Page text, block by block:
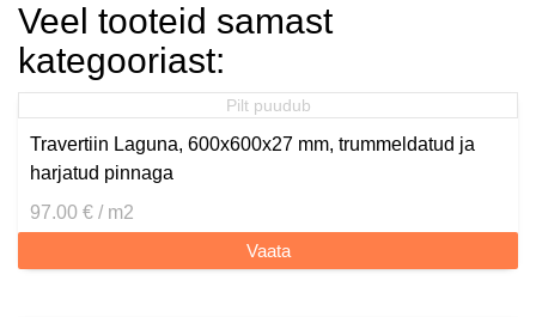
Veel tooteid samast
kategooriast:
Pilt puudub
Travertiin Laguna, 600x600x27 mm, trummeldatud ja
harjatud pinnaga
97.00 € / m2
Vaata